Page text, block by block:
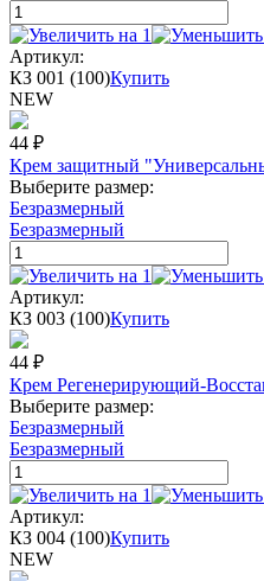
Артикул:
КЗ 001 (100)Купить
NEW
44 ₽
Крем защитный
Выберите размер:
Безразмерный
Безразмерный
Артикул:
КЗ 003 (100)Купить
44 ₽
Крем Регенерирующий-
Выберите размер:
Безразмерный
Безразмерный
Артикул:
КЗ 004 (100)Купить
NEW